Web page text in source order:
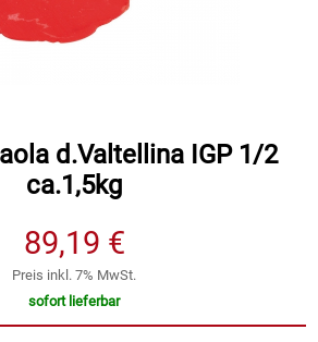
Rohlinge
d.Valtellina IGP 1/2
ca.1,5kg
89,19 €
Preis inkl. 7% MwSt.
sofort lieferbar